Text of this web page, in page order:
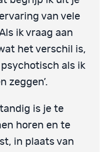
van vele
ik vraag aan
het verschil is,
psychotisch als ik
zeggen’.
is je te
horen en te
in plaats van